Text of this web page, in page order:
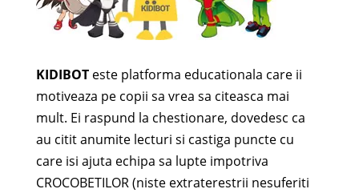
KIDIBOTeste platforma educationala care ii
motiveaza pe copii sa vrea sa citeasca mai
mult. Ei raspund la chestionare, dovedesc ca
au citit anumite lecturi si castiga puncte cu
care isi ajuta echipa sa lupte impotriva
CROCOBETILOR (niste extraterestrii nesuferiti